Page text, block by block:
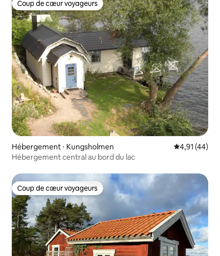
Coup de cœur voyageurs
Coup de cœur voyageurs
Hébergement ⋅ Kungsholmen Évaluation
4,91 (44)
Hébergement central au bord du lac
Coup de cœur voyageurs
Coup de cœur voyageurs